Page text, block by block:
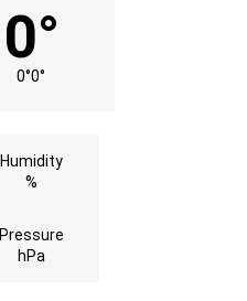
0°
0°0°
Humidity
%
Pressure
hPa